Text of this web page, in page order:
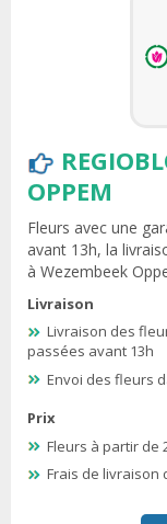
OPPEM
Fleurs avec une
avant 13h, la
à Wezembeek
Livraison
Livraison des
passées avant 13h
Envoi des fleurs
Prix
Fleurs à partir de
Frais de livraison